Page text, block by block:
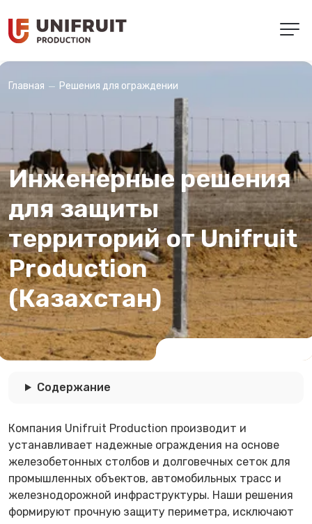
Главная Решения для ограждении
Инженерные решения
для защиты
территорий от Unifruit
Production
(Казахстан)
Содержание
Компания Unifruit Production производит и
устанавливает надежные ограждения на основе
железобетонных столбов и долговечных сеток для
промышленных объектов, автомобильных трасс и
железнодорожной инфраструктуры. Наши решения
формируют прочную защиту периметра, исключают